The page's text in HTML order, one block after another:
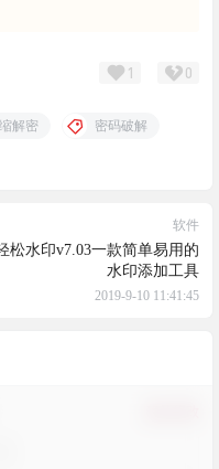
1 0
解密 密码破解
软件
松水印v7.03一款简单易用的
水印添加工具
2019-9-10 11:41:45